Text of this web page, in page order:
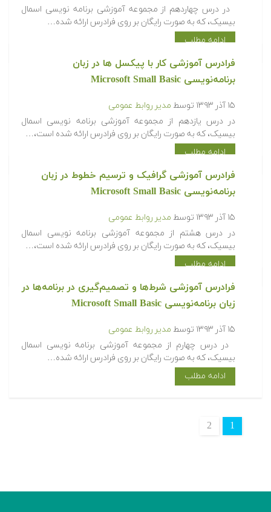
در درس چهاردهم از مجموعه آموزشی برنامه نویسی اسمال
بیسیک، که به صورت رایگان بر روی فرادرس ارائه شده…
ادامه مطلب
فرادرس آموزشی کار با پیکسل ها در زبان
برنامه‌نویسی Microsoft Small Basic
۱۵ آذر ۱۳۹۳ توسط مدیر روابط عمومی
در درس یازدهم از مجموعه آموزشی برنامه نویسی اسمال
بیسیک، که به صورت رایگان بر روی فرادرس ارائه شده است،…
ادامه مطلب
فرادرس آموزشی گرافیک و ترسیم خطوط در زبان
برنامه‌نویسی Microsoft Small Basic
۱۵ آذر ۱۳۹۳ توسط مدیر روابط عمومی
در درس هشتم از مجموعه آموزشی برنامه نویسی اسمال
بیسیک، که به صورت رایگان بر روی فرادرس ارائه شده است،…
ادامه مطلب
فرادرس آموزشی شرط‌ها و تصمیم‌گیری در برنامه‌ها در
زبان برنامه‌نویسی Microsoft Small Basic
۱۵ آذر ۱۳۹۳ توسط مدیر روابط عمومی
در درس چهارم از مجموعه آموزشی برنامه نویسی اسمال
بیسیک، که به صورت رایگان بر روی فرادرس ارائه شده…
ادامه مطلب
1
2